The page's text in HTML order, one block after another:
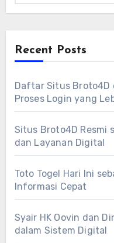
Recent Posts
Daftar Situs Broto4D
Proses Login yang
Situs Broto4D Resmi
dan Layanan Digital
Toto Togel Hari Ini
Informasi Cepat
Syair HK Oovin dan
dalam Sistem Digital